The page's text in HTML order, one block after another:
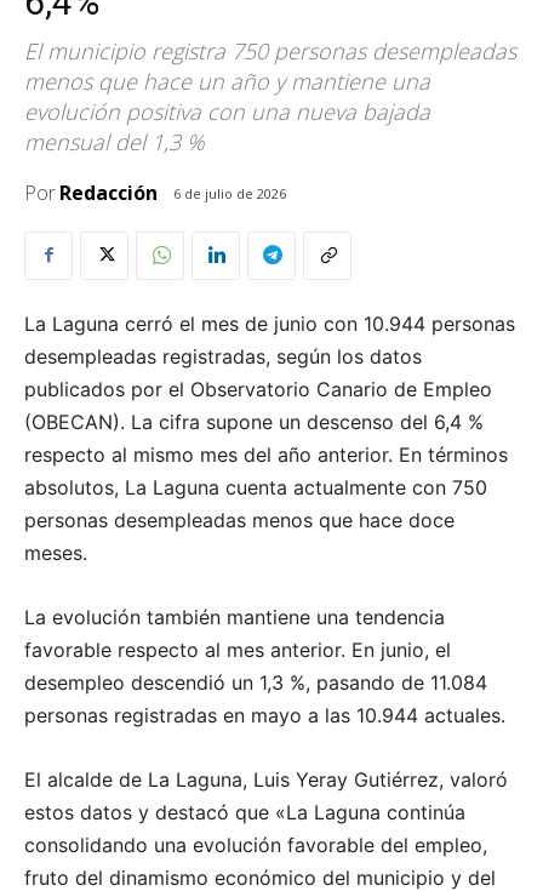
El municipio registra 750 personas desempleadas
menos que hace un año y mantiene una
evolución positiva con una nueva bajada
mensual del 1,3 %
PorRedacción 6 de julio de 2026
La Laguna cerró el mes de junio con 10.944 personas
desempleadas registradas, según los datos
publicados por el Observatorio Canario de Empleo
(OBECAN). La cifra supone un descenso del 6,4 %
respecto al mismo mes del año anterior. En términos
absolutos, La Laguna cuenta actualmente con 750
personas desempleadas menos que hace doce
meses.
La evolución también mantiene una tendencia
favorable respecto al mes anterior. En junio, el
desempleo descendió un 1,3 %, pasando de 11.084
personas registradas en mayo a las 10.944 actuales.
El alcalde de La Laguna, Luis Yeray Gutiérrez, valoró
estos datos y destacó que «La Laguna continúa
consolidando una evolución favorable del empleo,
fruto del dinamismo económico del municipio y del